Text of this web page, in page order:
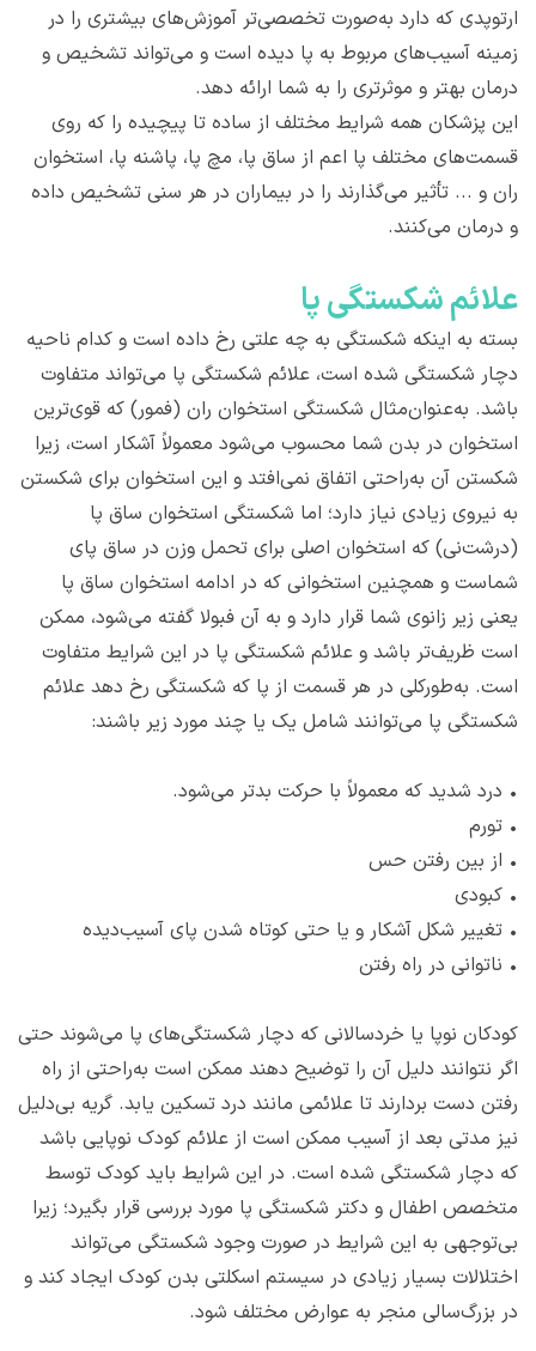
ارتوپدی که دارد به‌صورت تخصصی‌تر آموزش‌های بیشتری را در
زمینه آسیب‌های مربوط به پا دیده است و می‌تواند تشخیص و
درمان بهتر و موثرتری را به شما ارائه دهد.
این پزشکان همه شرایط مختلف از ساده تا پیچیده را که روی
قسمت‌های مختلف پا اعم از ساق پا، مچ پا، پاشنه پا، استخوان
ران و ... تأثیر می‌گذارند را در بیماران در هر سنی تشخیص داده
و درمان می‌کنند.
علائم شکستگی پا
بسته به اینکه شکستگی به چه علتی رخ داده است و کدام ناحیه
دچار شکستگی شده است، علائم شکستگی پا می‌تواند متفاوت
باشد. به‌عنوان‌مثال شکستگی استخوان ران (فمور) که قوی‌ترین
استخوان در بدن شما محسوب می‌شود معمولاً آشکار است، زیرا
شکستن آن به‌راحتی اتفاق نمی‌افتد و این استخوان برای شکستن
به نیروی زیادی نیاز دارد؛ اما شکستگی استخوان ساق پا
(درشت‌نی) که استخوان اصلی برای تحمل وزن در ساق پای
شماست و همچنین استخوانی که در ادامه استخوان ساق پا
یعنی زیر زانوی شما قرار دارد و به آن فبولا گفته می‌شود، ممکن
است ظریف‌تر باشد و علائم شکستگی پا در این شرایط متفاوت
است. به‌طورکلی در هر قسمت از پا که شکستگی رخ دهد علائم
شکستگی پا می‌توانند شامل یک یا چند مورد زیر باشند:
• درد شدید که معمولاً با حرکت بدتر می‌شود.
• تورم
• از بین رفتن حس
• کبودی
• تغییر شکل آشکار و یا حتی کوتاه شدن پای آسیب‌دیده
• ناتوانی در راه رفتن
کودکان نوپا یا خردسالانی که دچار شکستگی‌های پا می‌شوند حتی
اگر نتوانند دلیل آن را توضیح دهند ممکن است به‌راحتی از راه
رفتن دست بردارند تا علائمی مانند درد تسکین یابد. گریه بی‌دلیل
نیز مدتی بعد از آسیب ممکن است از علائم کودک نوپایی باشد
که دچار شکستگی شده است. در این شرایط باید کودک توسط
متخصص اطفال و دکتر شکستگی پا مورد بررسی قرار بگیرد؛ زیرا
بی‌توجهی به این شرایط در صورت وجود شکستگی می‌تواند
اختلالات بسیار زیادی در سیستم اسکلتی بدن کودک ایجاد کند و
در بزرگ‌سالی منجر به عوارض مختلف شود.